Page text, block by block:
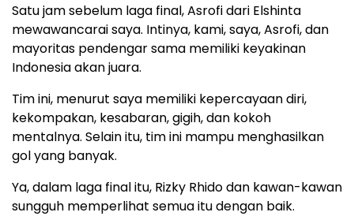
Satu jam sebelum laga final, Asrofi dari Elshinta
mewawancarai saya. Intinya, kami, saya, Asrofi, dan
mayoritas pendengar sama memiliki keyakinan
Indonesia akan juara.
Tim ini, menurut saya memiliki kepercayaan diri,
kekompakan, kesabaran, gigih, dan kokoh
mentalnya. Selain itu, tim ini mampu menghasilkan
gol yang banyak.
Ya, dalam laga final itu, Rizky Rhido dan kawan-kawan
sungguh memperlihat semua itu dengan baik.